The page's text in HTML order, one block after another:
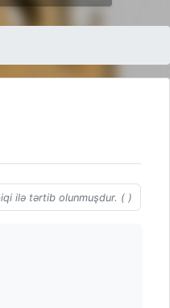
ilə tərtib olunmuşdur. ( )